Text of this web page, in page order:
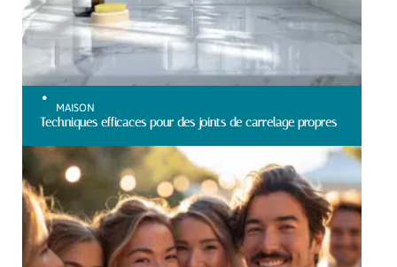
MAISON
Techniques efficaces pour des joints de carrelage propres